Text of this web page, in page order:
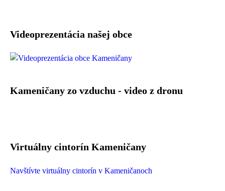
Videoprezentácia našej obce
Kameničany zo vzduchu - video z dronu
Virtuálny cintorín Kameničany
Navštívte virtuálny cintorín v Kameničanoch